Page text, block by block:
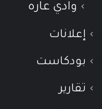
وادي عاره
إعلانات
بودكاست
تقارير